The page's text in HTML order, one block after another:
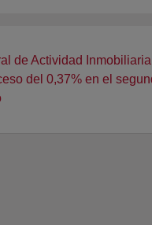
de Actividad
del 0,37% en el